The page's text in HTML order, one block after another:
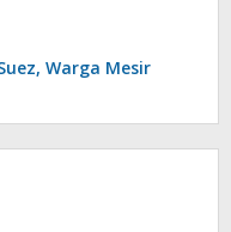
Warga Mesir